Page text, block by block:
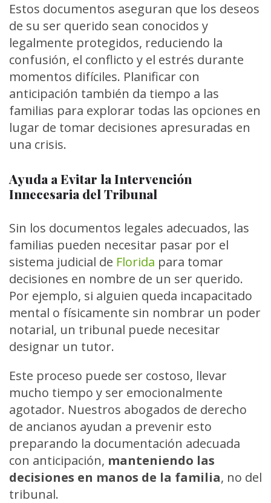
Estos documentos aseguran que los deseos
de su ser querido sean conocidos y
legalmente protegidos, reduciendo la
confusión, el conflicto y el estrés durante
momentos difíciles. Planificar con
anticipación también da tiempo a las
familias para explorar todas las opciones en
lugar de tomar decisiones apresuradas en
una crisis.
Ayuda a Evitar la Intervención
Innecesaria del Tribunal
Sin los documentos legales adecuados, las
familias pueden necesitar pasar por el
sistema judicial de Florida para tomar
decisiones en nombre de un ser querido.
Por ejemplo, si alguien queda incapacitado
mental o físicamente sin nombrar un poder
notarial, un tribunal puede necesitar
designar un tutor.
Este proceso puede ser costoso, llevar
mucho tiempo y ser emocionalmente
agotador. Nuestros abogados de derecho
de ancianos ayudan a prevenir esto
preparando la documentación adecuada
con anticipación, manteniendo las
decisiones en manos de la familia, no del
tribunal.